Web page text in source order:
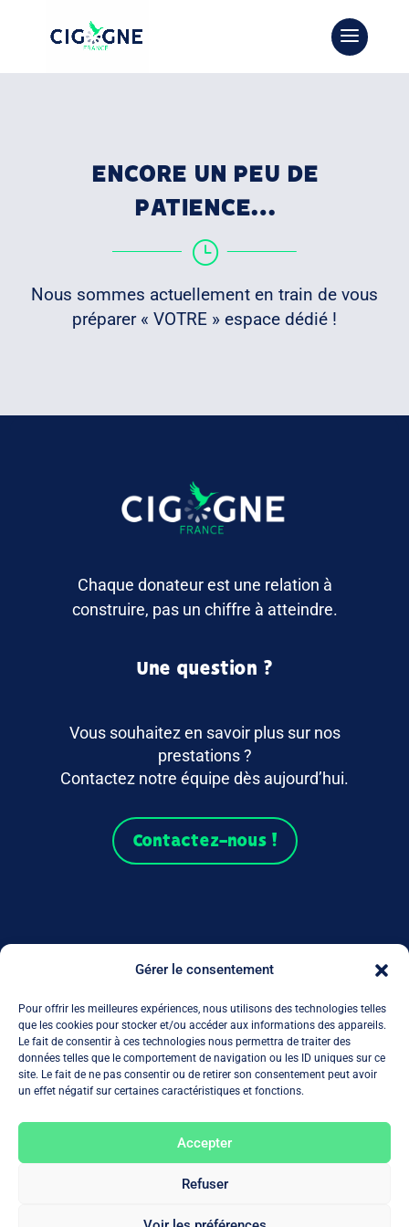
Gérer le consentement
Pour offrir les meilleures expériences, nous utilisons des technologies telles
que les cookies pour stocker et/ou accéder aux informations des appareils.
Le fait de consentir à ces technologies nous permettra de traiter des
données telles que le comportement de navigation ou les ID uniques sur ce
site. Le fait de ne pas consentir ou de retirer son consentement peut avoir
un effet négatif sur certaines caractéristiques et fonctions.
Accepter
Refuser
ENCORE UN PEU DE
PATIENCE…
}
Nous sommes actuellement en train de vous
préparer « VOTRE » espace dédié !
Chaque donateur est une relation à
construire, pas un chiffre à atteindre.
Une question ?
Vous souhaitez en savoir plus sur nos
prestations ?
Contactez notre équipe dès aujourd’hui.
Contactez-nous !
NOS PARTENAIRES
NOS ACTUS
MON COMPTE
REJOIGNEZ-NOUS